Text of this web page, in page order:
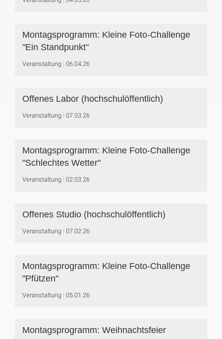
Montagsprogramm: Kleine Foto-Challenge
"Ein Standpunkt"
Veranstaltung 06.04.26
Offenes Labor (hochschulöffentlich)
Veranstaltung 07.03.26
Montagsprogramm: Kleine Foto-Challenge
"Schlechtes Wetter"
Veranstaltung 02.03.26
Offenes Studio (hochschulöffentlich)
Veranstaltung 07.02.26
Montagsprogramm: Kleine Foto-Challenge
"Pfützen"
Veranstaltung 05.01.26
Montagsprogramm: Weihnachtsfeier